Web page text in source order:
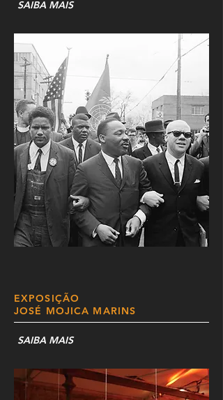
SAIBA MAIS
EXPOSIÇÃO
JOSÉ MOJICA MARINS
SAIBA MAIS